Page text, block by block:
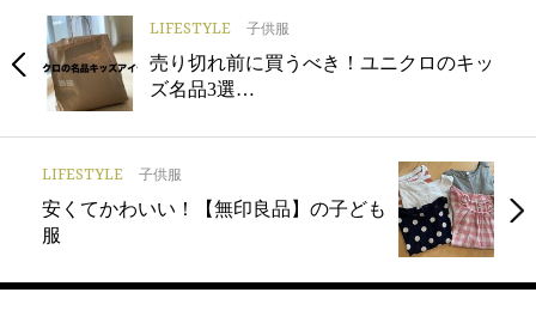
LIFESTYLE 子供服
売り切れ前に買うべき！ユニクロのキッ
ズ名品3選…
LIFESTYLE 子供服
安くてかわいい！【無印良品】の子ども
服